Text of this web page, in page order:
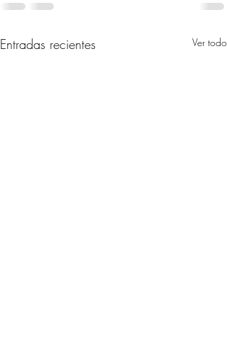
Entradas recientes Ver todo